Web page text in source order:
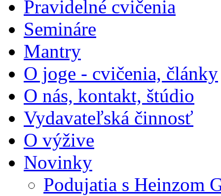
Pravidelné cvičenia
Semináre
Mantry
O joge - cvičenia, články
O nás, kontakt, štúdio
Vydavateľská činnosť
O výžive
Novinky
Podujatia s Heinzom